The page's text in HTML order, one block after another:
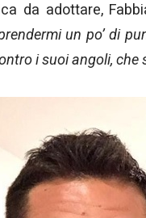
da adottare,
un po’ di
i suoi angoli,